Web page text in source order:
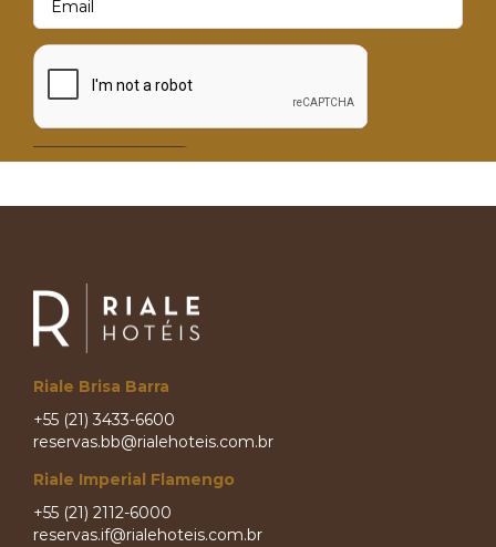
Riale Brisa Barra
+55 (21) 3433-6600
reservas.bb@rialehoteis.com.br
Riale Imperial Flamengo
+55 (21) 2112-6000
reservas.if@rialehoteis.com.br